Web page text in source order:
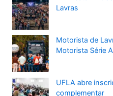
Lavras
Motorista de
Motorista Série A
UFLA abre
complementar